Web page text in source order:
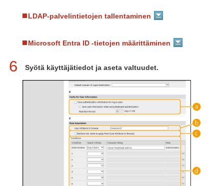
LDAP-palvelintietojen tallentaminen
Microsoft Entra ID -tietojen määrittäminen
6 Syötä käyttäjätiedot ja aseta valtuudet.